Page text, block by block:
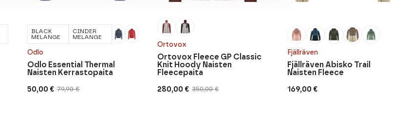
Odlo
79,90€
Alkuperäinen
50,00 €
Nykyinen
Odlo Essential Thermal
Naisten Kerrastopaita
BLACK
MELANGE
CINDER
MELANGE
Ortovox
350,00€
Alkuperäinen
280,00 €
Nykyinen
Ortovox Fleece GP Classic
Knit Hoody Naisten
Fleecepaita
Fjällräven
169,00 €
Fjällräven Abisko Trail
Naisten Fleece